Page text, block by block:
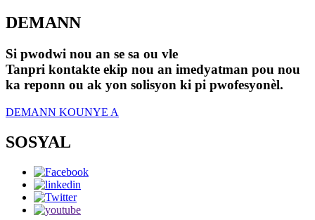
DEMANN
Si pwodwi nou an se sa ou vle
Tanpri kontakte ekip nou an imedyatman pou nou
ka reponn ou ak yon solisyon ki pi pwofesyonèl.
DEMANN KOUNYE A
SOSYAL